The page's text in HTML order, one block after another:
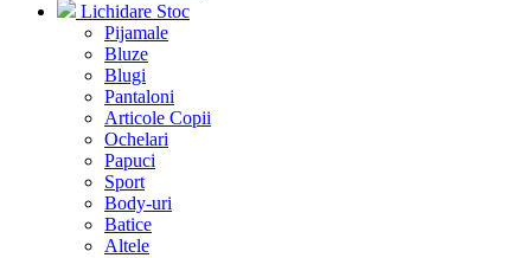
Lichidare Stoc
Pijamale
Bluze
Blugi
Pantaloni
Articole Copii
Ochelari
Papuci
Sport
Body-uri
Batice
Altele